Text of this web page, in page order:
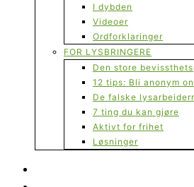
I dybden
Videoer
Ordforklaringer
FOR LYSBRINGERE
Den store
12 tips: Bli anonym
De falske
7 ting du kan gjøre
Aktivt for frihet
Løsninger